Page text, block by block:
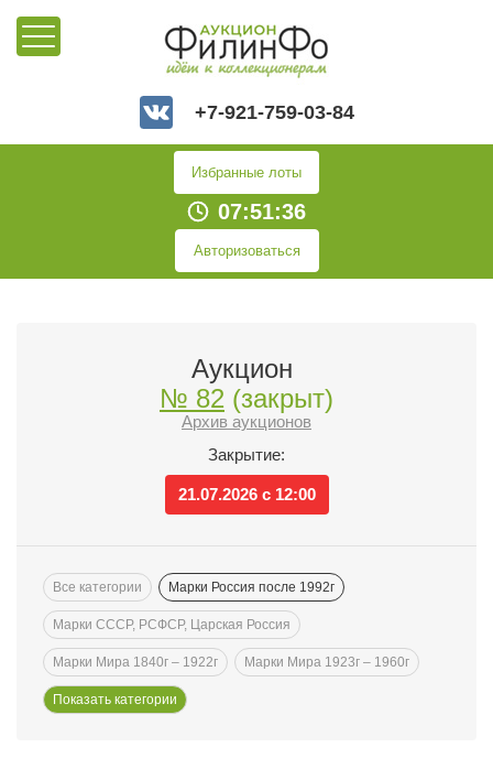
+7-921-759-03-84
Избранные лоты
07:51:37
Авторизоваться
Аукцион
№ 82 (закрыт)
Архив аукционов
Закрытие:
21.07.2026 с 12:00
Все категории Марки Россия после 1992г
Марки СССР, РСФСР, Царская Россия
Марки Мира 1840г – 1922г Марки Мира 1923г – 1960г